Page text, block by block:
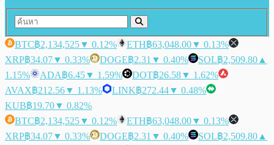
BTC฿2,134,525▼ 0.12% ETH฿63,048.00▼ 0.13%
XRP฿34.07▼ 0.33% DOGE฿2.31 ▼ 0.40% SOL฿2,509.80 ▲
1.15%
ADA฿6.45▼ 1.59% DOT฿26.58▼ 1.62%
AVAX฿212.56▼ 1.13% LINK฿272.44▼ 0.48%
KUB฿19.70▼ 0.82%
BTC฿2,134,525▼ 0.12% ETH฿63,048.00▼ 0.13%
XRP฿34.07▼ 0.33% DOGE฿2.31 ▼ 0.40% SOL฿2,509.80 ▲